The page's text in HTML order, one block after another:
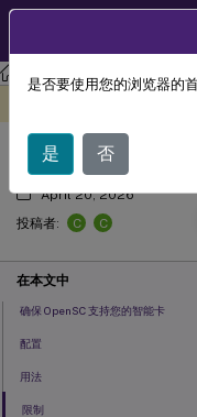
Linux 虚拟投递代理
智能卡
April 20, 2026
投稿者:
C C
在本文中
确保 OpenSC 支持您的智能卡
配置
用法
限制
是否要使用您的浏览器的
是 否